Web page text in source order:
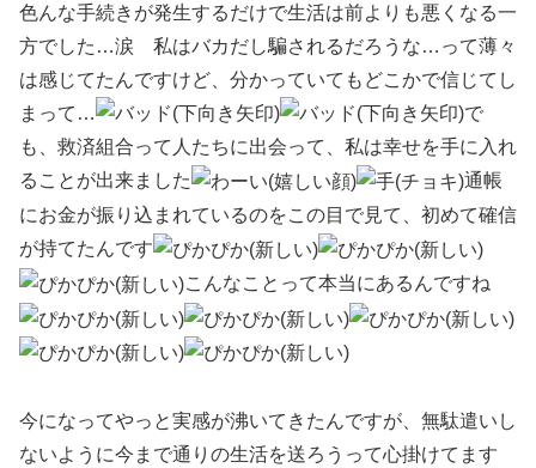
色んな手続きが発生するだけで生活は前よりも悪くなる一
方でした…涙 私はバカだし騙されるだろうな…って薄々
は感じてたんですけど、分かっていてもどこかで信じてし
まって…
で
も、救済組合って人たちに出会って、私は幸せを手に入れ
ることが出来ました
通帳
にお金が振り込まれているのをこの目で見て、初めて確信
が持てたんです
こんなことって本当にあるんですね
今になってやっと実感が沸いてきたんですが、無駄遣いし
ないように今まで通りの生活を送ろうって心掛けてます